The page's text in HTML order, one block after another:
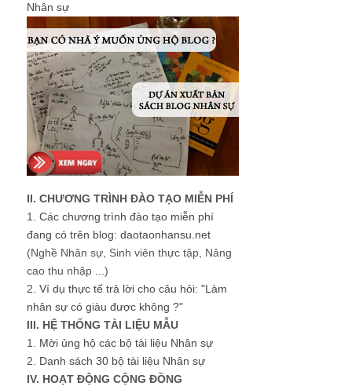
Nhân sự
II. CHƯƠNG TRÌNH ĐÀO TẠO MIỄN PHÍ
1. Các chương trình đào tạo miễn phí
đang có trên blog: daotaonhansu.net
(Nghề Nhân sự, Sinh viên thực tập, Nâng
cao thu nhập ...)
2. Ví dụ thực tế trả lời cho câu hỏi: "Làm
nhân sự có giàu được không ?"
III. HỆ THỐNG TÀI LIỆU MẪU
1. Mời ủng hộ các bộ tài liệu Nhân sự
2. Danh sách 30 bộ tài liệu Nhân sự
IV. HOẠT ĐỘNG CỘNG ĐỒNG